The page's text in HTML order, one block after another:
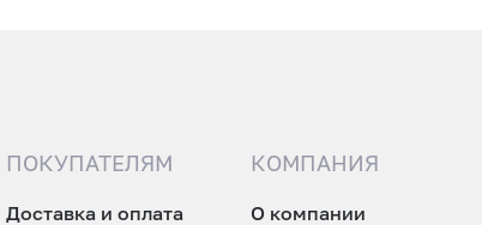
ПОКУПАТЕЛЯМ
Доставка и оплата
КОМПАНИЯ
О компании